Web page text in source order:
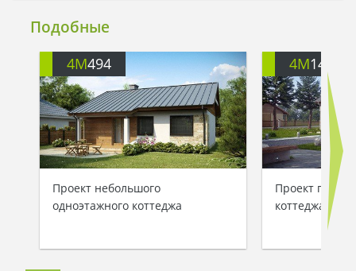
Подобные
4M494
Проект небольшого
одноэтажного коттеджа
4M146
Проект
коттеджа